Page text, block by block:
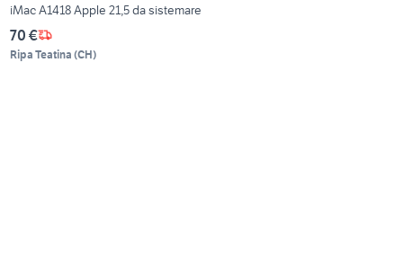
iMac A1418 Apple 21,5 da sistemare
70 €
Ripa Teatina (CH)